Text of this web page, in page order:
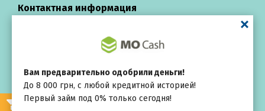
Вам предварительно одобрили деньги!
До 8 000 грн, с любой кредитной историей!
Первый займ под 0% только сегодня!
Контактная информация
Кредиты в Украине
All rights reserved ©